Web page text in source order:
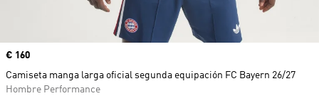
Precio
€ 160
Camiseta manga larga oficial segunda equipación FC Bayern 26/27
Hombre Performance